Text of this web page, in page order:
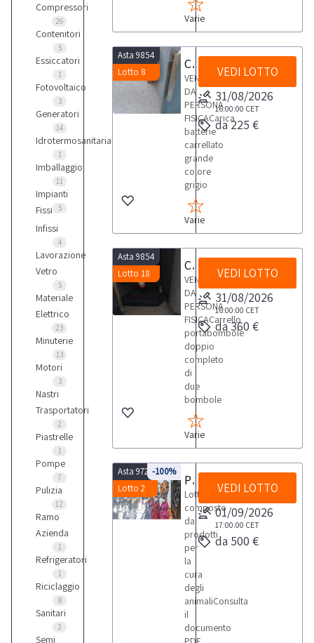
Compressori
26
Contenitori
5
Essiccatori
1
Fotovoltaico
3
Generatori
14
Idrotermosanitaria
1
Imballaggio
11
Impianti
Fissi
5
Infissi
4
Lavorazione
Vetro
5
Materiale
Elettrico
23
Minuterie
13
Motori
3
Nastri
Trasportatori
2
Piastrelle
1
Pompe
7
Pulizia
12
Ramo
Azienda
1
Refrigeratori
1
Riciclaggio
8
Sanitari
2
Semi
Varie
Asta 9854
Lotto 8
Carica batterie carrellato
VENDITA
DA
PERSONA
FISICACarica
batterie
carrellato
grande
colore
grigio
Varie
VEDI LOTTO
31/08/2026
16:00:00 CET
da 225 €
Asta 9854
Lotto 18
Carrello con Due bombole
VENDITA
DA
PERSONA
FISICACarrello
portabombole
doppio
completo
di
due
bombole
Varie
VEDI LOTTO
31/08/2026
16:00:00 CET
da 360 €
Asta 9721
Lotto 2
-100%
Prodotti per la cura degli animali
Lotto
composto
da
prodotti
per
la
cura
degli
animaliConsulta
il
documento
VEDI LOTTO
01/09/2026
17:00:00 CET
da 500 €